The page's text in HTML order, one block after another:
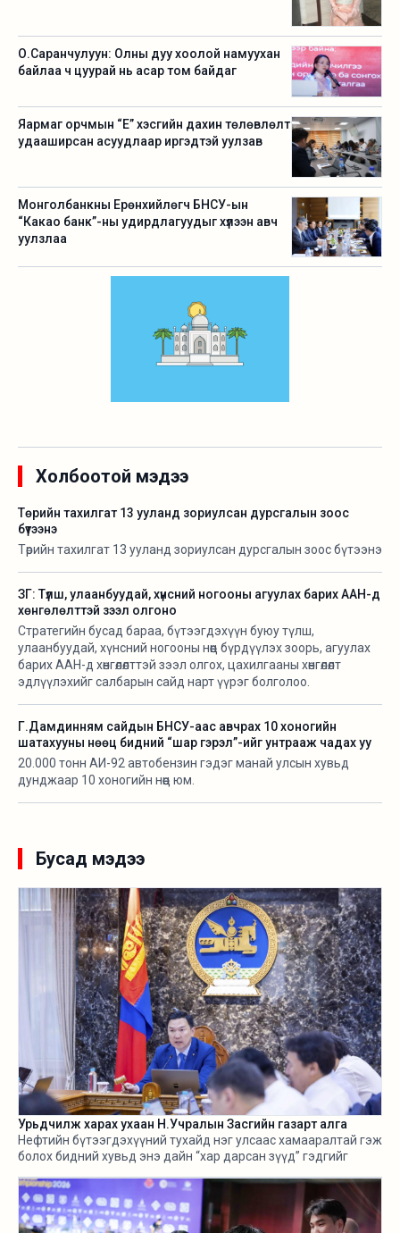
О.Саранчулуун: Олны дуу хоолой намуухан
байлаа ч цуурай нь асар том байдаг
Яармаг орчмын “Е” хэсгийн дахин төлөвлөлт
удааширсан асуудлаар иргэдтэй уулзав
Монголбанкны Ерөнхийлөгч БНСУ-ын
“Какао банк”-ны удирдлагуудыг хүлээн авч
уулзлаа
Холбоотой мэдээ
Төрийн тахилгат 13 ууланд зориулсан дурсгалын зоос
бүтээнэ
Төрийн тахилгат 13 ууланд зориулсан дурсгалын зоос бүтээнэ
ЗГ: Түлш, улаанбуудай, хүнсний ногооны агуулах барих ААН-д
хөнгөлөлттэй зээл олгоно
Стратегийн бусад бараа, бүтээгдэхүүн буюу түлш,
улаанбуудай, хүнсний ногооны нөөц бүрдүүлэх зоорь, агуулах
барих ААН-д хөнгөлөлттэй зээл олгох, цахилгааны хөнгөлөлт
эдлүүлэхийг салбарын сайд нарт үүрэг болголоо.
Г.Дамдинням сайдын БНСУ-аас авчрах 10 хоногийн
шатахууны нөөц бидний “шар гэрэл”-ийг унтрааж чадах уу
20.000 тонн АИ-92 автобензин гэдэг манай улсын хувьд
дунджаар 10 хоногийн нөөц юм.
Бусад мэдээ
Урьдчилж харах ухаан Н.Учралын Засгийн газарт алга
Нефтийн бүтээгдэхүүний тухайд нэг улсаас хамааралтай гэж
болох бидний хувьд энэ дайн “хар дарсан зүүд” гэдгийг
бүхнийг бодитой тооцож, болзошгүй эрсдэл, хүндрэлийг
урьдчилж харж, хариу арга хэмжээ авах ухаан Н.Учралын
Засгийн газарт ч алга.